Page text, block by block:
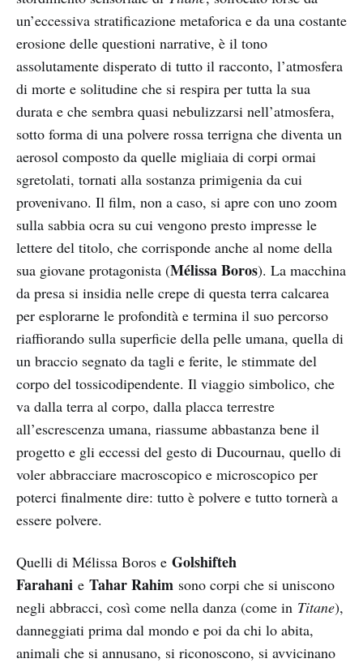
un’eccessiva stratificazione metaforica e da una costante
erosione delle questioni narrative, è il tono
assolutamente disperato di tutto il racconto, l’atmosfera
di morte e solitudine che si respira per tutta la sua
durata e che sembra quasi nebulizzarsi nell’atmosfera,
sotto forma di una polvere rossa terrigna che diventa un
aerosol composto da quelle migliaia di corpi ormai
sgretolati, tornati alla sostanza primigenia da cui
provenivano. Il film, non a caso, si apre con uno zoom
sulla sabbia ocra su cui vengono presto impresse le
lettere del titolo, che corrisponde anche al nome della
sua giovane protagonista (Mélissa Boros). La macchina
da presa si insidia nelle crepe di questa terra calcarea
per esplorarne le profondità e termina il suo percorso
riaffiorando sulla superficie della pelle umana, quella di
un braccio segnato da tagli e ferite, le stimmate del
corpo del tossicodipendente. Il viaggio simbolico, che
va dalla terra al corpo, dalla placca terrestre
all’escrescenza umana, riassume abbastanza bene il
progetto e gli eccessi del gesto di Ducournau, quello di
voler abbracciare macroscopico e microscopico per
poterci finalmente dire: tutto è polvere e tutto tornerà a
essere polvere.
Quelli di Mélissa Boros e Golshifteh
Farahani e Tahar Rahim sono corpi che si uniscono
negli abbracci, così come nella danza (come in Titane),
danneggiati prima dal mondo e poi da chi lo abita,
animali che si annusano, si riconoscono, si avvicinano